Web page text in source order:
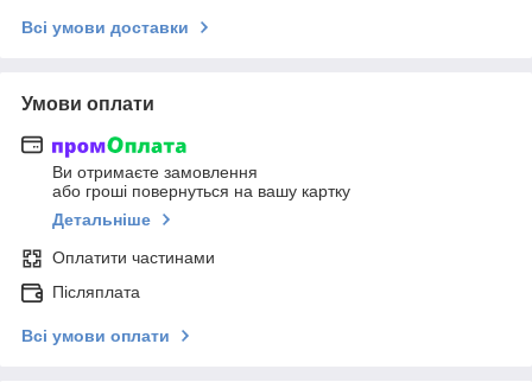
Всі умови доставки
Умови оплати
Ви отримаєте замовлення
або гроші повернуться на вашу картку
Детальніше
Оплатити частинами
Післяплата
Всі умови оплати